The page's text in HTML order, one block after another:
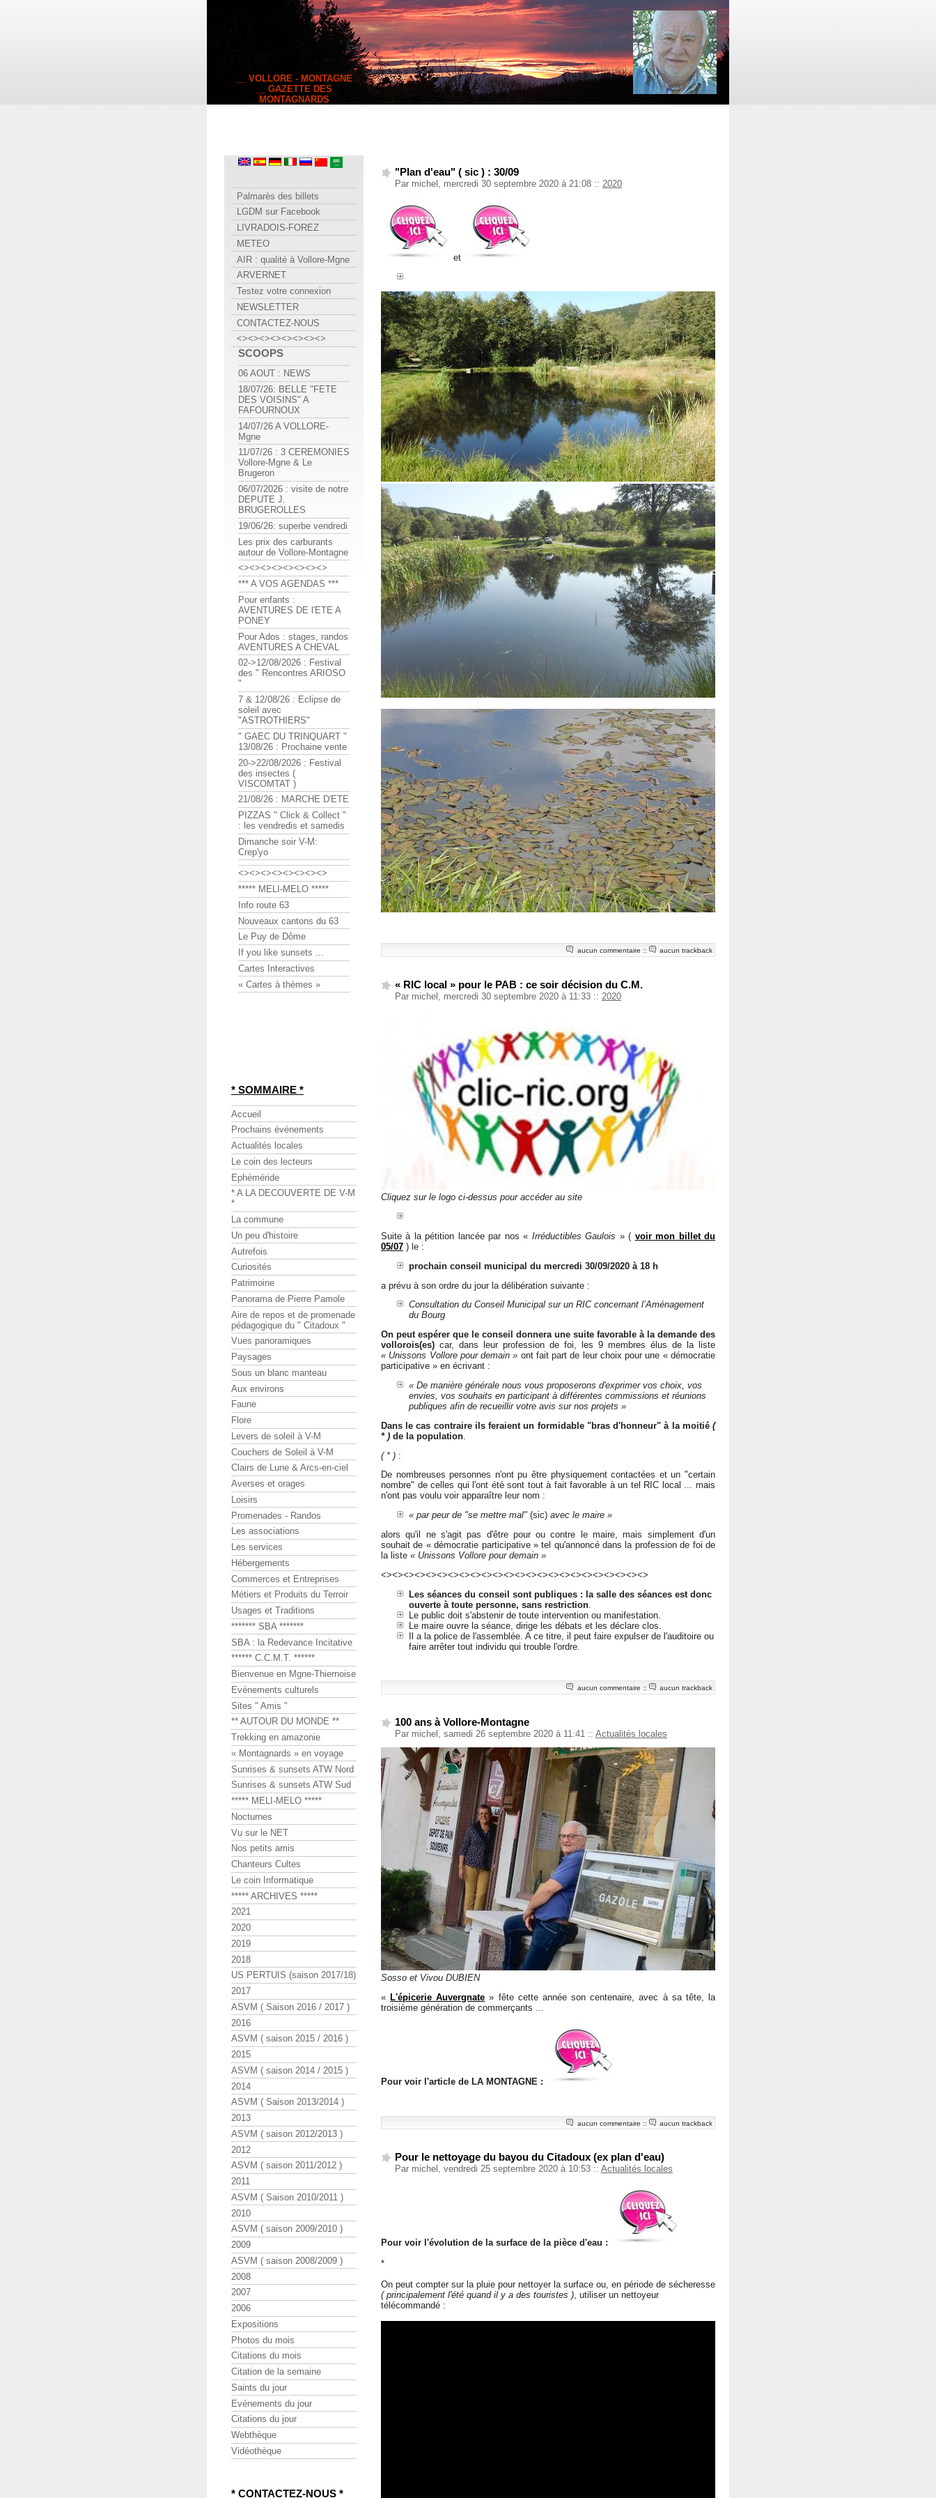
__ VOLLORE - MONTAGNE
__ GAZETTE DES
MONTAGNARDS
"Plan d'eau" ( sic ) : 30/09
Par michel, mercredi 30 septembre 2020 à 21:08 :: 2020
et
aucun commentaire :: aucun trackback
« RIC local » pour le PAB : ce soir décision du C.M.
Par michel, mercredi 30 septembre 2020 à 11:33 :: 2020
Cliquez sur le logo ci-dessus pour accéder au site
Suite à la pétition lancée par nos « Irréductibles Gaulois » ( voir mon billet du
05/07 ) le :
prochain conseil municipal du mercredi 30/09/2020 à 18 h
a prévu à son ordre du jour la délibération suivante :
Consultation du Conseil Municipal sur un RIC concernant l’Aménagement
du Bourg
On peut espérer que le conseil donnera une suite favorable à la demande des
vollorois(es) car, dans leur profession de foi, les 9 membres élus de la liste
« Unissons Vollore pour demain » ont fait part de leur choix pour une « démocratie
participative » en écrivant :
« De manière générale nous vous proposerons d'exprimer vos choix, vos
envies, vos souhaits en participant à différentes commissions et réunions
publiques afin de recueillir votre avis sur nos projets »
Dans le cas contraire ils feraient un formidable "bras d'honneur" à la moitié (
* ) de la population
( * ) :
De nombreuses personnes n'ont pu être physiquement contactées et un "certain
nombre" de celles qui l'ont été sont tout à fait favorable à un tel RIC local ... mais
n'ont pas voulu voir apparaître leur nom :
« par peur de "se mettre mal" (sic) avec le maire »
alors qu'il ne s'agit pas d'être pour ou contre le maire, mais simplement d'un
souhait de « démocratie participative » tel qu'annoncé dans la profession de foi de
la liste « Unissons Vollore pour demain »
<><><><><><><><><><><><><><><><><><><><><><><><>
Les séances du conseil sont publiques : la salle des séances est donc
ouverte à toute personne, sans restriction
Le public doit s'abstenir de toute intervention ou manifestation.
Le maire ouvre la séance, dirige les débats et les déclare clos.
Il a la police de l'assemblée. A ce titre, il peut faire expulser de l'auditoire ou
faire arrêter tout individu qui trouble l'ordre.
aucun commentaire :: aucun trackback
100 ans à Vollore-Montagne
Par michel, samedi 26 septembre 2020 à 11:41 :: Actualités locales
Sosso et Vivou DUBIEN
« L'épicerie Auvergnate » fête cette année son centenaire, avec à sa tête, la
troisième génération de commerçants ...
Pour voir l'article de LA MONTAGNE :
aucun commentaire :: aucun trackback
Pour le nettoyage du bayou du Citadoux (ex plan d'eau)
Par michel, vendredi 25 septembre 2020 à 10:53 :: Actualités locales
Pour voir l'évolution de la surface de la pièce d'eau :
*
On peut compter sur la pluie pour nettoyer la surface ou, en période de sécheresse
( principalement l'été quand il y a des touristes ) , utiliser un nettoyeur
télécommandé :
Palmarès des billets
LGDM sur Facebook
LIVRADOIS-FOREZ
METEO
AIR : qualité à Vollore-Mgne
ARVERNET
Testez votre connexion
NEWSLETTER
CONTACTEZ-NOUS
<><><><><><><><>
SCOOPS
06 AOUT : NEWS
18/07/26: BELLE "FETE
DES VOISINS" A
FAFOURNOUX
14/07/26 A VOLLORE-
Mgne
11/07/26 : 3 CEREMONIES
Vollore-Mgne & Le
Brugeron
06/07/2026 : visite de notre
DEPUTE J.
BRUGEROLLES
19/06/26: superbe vendredi
Les prix des carburants
autour de Vollore-Montagne
<><><><><><><><>
*** A VOS AGENDAS ***
Pour enfants :
AVENTURES DE l'ETE A
PONEY
Pour Ados : stages, randos
AVENTURES A CHEVAL
02->12/08/2026 : Festival
des " Rencontres ARIOSO
"
7 & 12/08/26 : Eclipse de
soleil avec
"ASTROTHIERS"
" GAEC DU TRINQUART "
13/08/26 : Prochaine vente
20->22/08/2026 : Festival
des insectes (
VISCOMTAT )
21/08/26 : MARCHE D'ETE
PIZZAS " Click & Collect "
: les vendredis et samedis
Dimanche soir V-M:
Crep'yo
<><><><><><><><>
***** MELI-MELO *****
Info route 63
Nouveaux cantons du 63
Le Puy de Dôme
If you like sunsets ...
Cartes Interactives
« Cartes à thèmes »
* SOMMAIRE *
Accueil
Prochains événements
Actualités locales
Le coin des lecteurs
Ephéméride
* A LA DECOUVERTE DE V-M
*
La commune
Un peu d'histoire
Autrefois
Curiosités
Patrimoine
Panorama de Pierre Pamole
Aire de repos et de promenade
pédagogique du " Citadoux "
Vues panoramiques
Paysages
Sous un blanc manteau
Aux environs
Faune
Flore
Levers de soleil à V-M
Couchers de Soleil à V-M
Clairs de Lune & Arcs-en-ciel
Averses et orages
Loisirs
Promenades - Randos
Les associations
Les services
Hébergements
Commerces et Entreprises
Métiers et Produits du Terroir
Usages et Traditions
******* SBA *******
SBA : la Redevance Incitative
****** C.C.M.T. ******
Bienvenue en Mgne-Thiernoise
Evénements culturels
Sites " Amis "
** AUTOUR DU MONDE **
Trekking en amazonie
« Montagnards » en voyage
Sunrises & sunsets ATW Nord
Sunrises & sunsets ATW Sud
***** MELI-MELO *****
Nocturnes
Vu sur le NET
Nos petits amis
Chanteurs Cultes
Le coin Informatique
***** ARCHIVES *****
2021
2020
2019
2018
US PERTUIS (saison 2017/18)
2017
ASVM ( Saison 2016 / 2017 )
2016
ASVM ( saison 2015 / 2016 )
2015
ASVM ( saison 2014 / 2015 )
2014
ASVM ( Saison 2013/2014 )
2013
ASVM ( saison 2012/2013 )
2012
ASVM ( saison 2011/2012 )
2011
ASVM ( Saison 2010/2011 )
2010
ASVM ( saison 2009/2010 )
2009
ASVM ( saison 2008/2009 )
2008
2007
2006
Expositions
Photos du mois
Citations du mois
Citation de la semaine
Saints du jour
Evénements du jour
Citations du jour
Webthèque
Vidéothèque
* CONTACTEZ-NOUS *